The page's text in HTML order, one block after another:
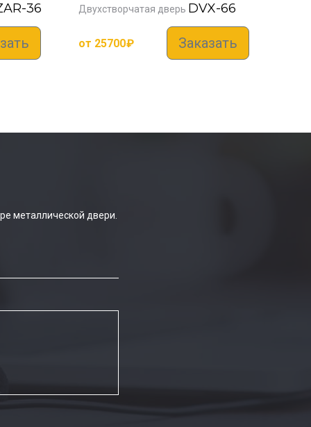
36 Двухстворчатая дверь DVX-66
от 25700₽ Заказать
металлической двери.